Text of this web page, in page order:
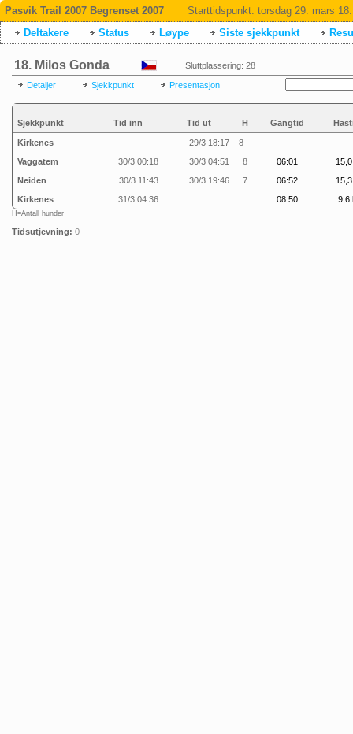
Pasvik Trail 2007 Begrenset 2007 Starttidspunkt: torsdag 29. mars
Deltakere
Status Løype Siste sjekkpunkt
18. Milos Gonda Sluttplassering: 28
Detaljer Sjekkpunkt Presentasjon
Sjekkpunkt Tid inn Tid ut H Gangtid
Kirkenes 29/3 18:17
8
Vaggatem
30/3 00:18 30/3 04:51 8 06:01
Neiden
30/3 11:43 30/3 19:46 7 06:52
Kirkenes
31/3 04:36 08:50 9,6
H=Antall hunder
Tidsutjevning: 0